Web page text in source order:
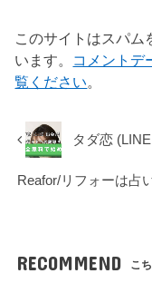
このサイトはスパム
います。 コメントデ
覧ください
タダ恋
Reafor/リフォーは占
RECOMMEND こ